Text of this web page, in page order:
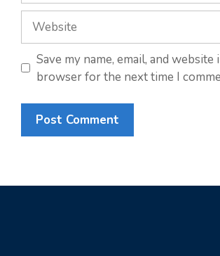
Website
Save my name, email, and website
browser for the next time I